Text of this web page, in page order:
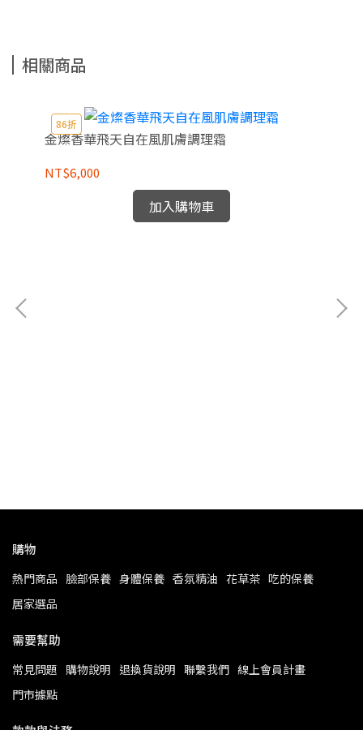
相關商品
86折
金燦香華飛天自在風肌膚調理霜
NT$6,000
加入購物車
購物
熱門商品 臉部保養 身體保養 香氛精油 花草茶 吃的保養
居家選品
需要幫助
常見問題 購物說明 退換貨說明 聯繫我們 線上會員計畫
門市據點